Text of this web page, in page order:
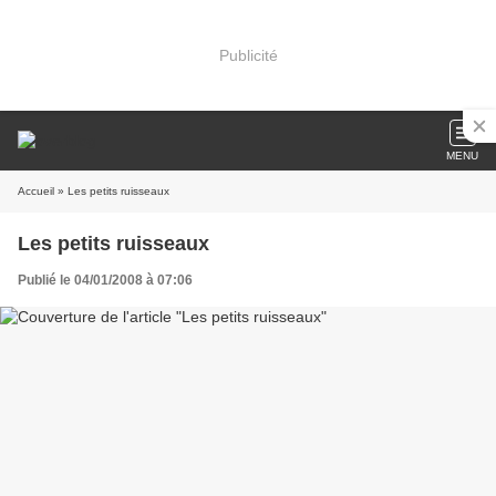
Publicité
MENU
Accueil » Les petits ruisseaux
Les petits ruisseaux
Publié le 04/01/2008 à 07:06